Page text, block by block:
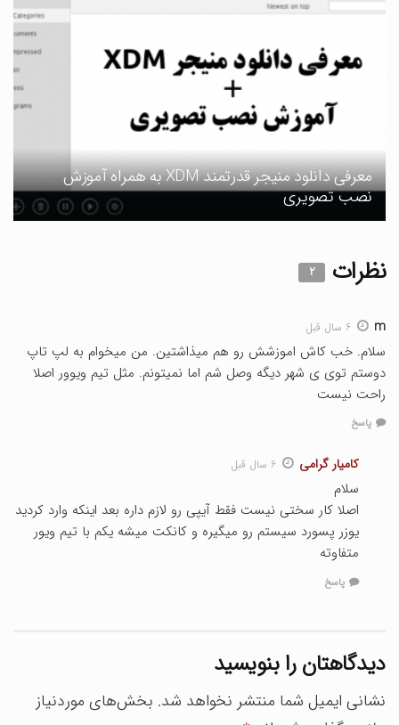
معرفی دانلود منیجر قدرتمند XDM به همراه آموزش
نصب تصویری
نظرات ۲
m ۶ سال قبل
سلام. خب کاش اموزشش رو هم میذاشتین. من میخوام به لپ تاپ
دوستم توی ی شهر دیگه وصل شم اما نمیتونم. مثل تیم ویوور اصلا
راحت نیست
پاسخ
کامیار گرامی ۶ سال قبل
سلام
اصلا کار سختی نیست فقط آیپی رو لازم داره بعد اینکه وارد کردید
یوزر پسورد سیستم رو میگیره و کانکت میشه یکم با تیم ویور
متفاوته
پاسخ
دیدگاهتان را بنویسید
نشانی ایمیل شما منتشر نخواهد شد. بخش‌های موردنیاز